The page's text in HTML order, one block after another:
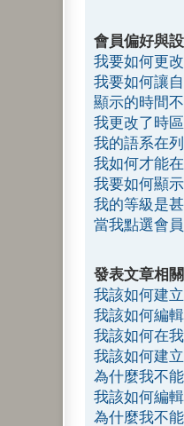
會員偏好與
我要如何更
我要如何讓
顯示的時間不
我更改了時
我的語系在
我如何才能
我要如何顯
我的等級是
當我點選會
發表文章相
我該如何建
我該如何編
我該如何在
我該如何建
為什麼我不
我該如何編
為什麼我不